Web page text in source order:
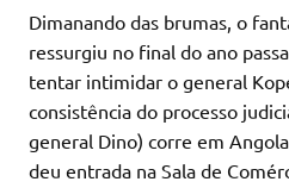
Dimanando das brumas, o
ressurgiu no final do ano
tentar intimidar o general
consistência do processo
general Dino) corre em
deu entrada na Sala de